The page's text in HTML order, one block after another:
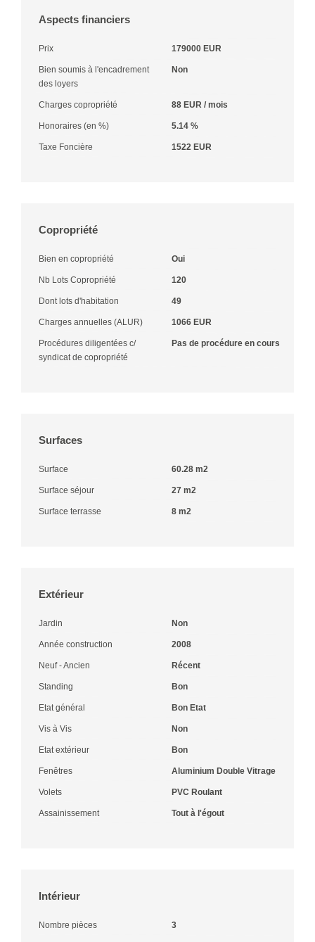
Aspects financiers
Prix 179000 EUR
Bien soumis à l'encadrement
des loyers
Non
Charges copropriété 88 EUR / mois
Honoraires (en %) 5.14 %
Taxe Foncière 1522 EUR
Copropriété
Bien en copropriété Oui
Nb Lots Copropriété 120
Dont lots d'habitation 49
Charges annuelles (ALUR) 1066 EUR
Procédures diligentées c/
syndicat de copropriété
Pas de procédure en cours
Surfaces
Surface 60.28 m2
Surface séjour 27 m2
Surface terrasse 8 m2
Extérieur
Jardin Non
Année construction 2008
Neuf - Ancien Récent
Standing Bon
Etat général Bon Etat
Vis à Vis Non
Etat extérieur Bon
Fenêtres Aluminium Double Vitrage
Volets PVC Roulant
Assainissement Tout à l'égout
Intérieur
Nombre pièces 3